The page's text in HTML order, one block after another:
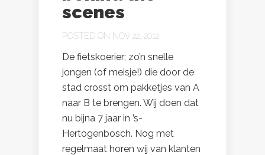
scenes
POSTED ON NOV 22, 2012
De fietskoerier; zo’n snelle
jongen (of meisje!) die door de
stad crosst om pakketjes van A
naar B te brengen. Wij doen dat
nu bijna 7 jaar in ’s-
Hertogenbosch. Nog met
regelmaat horen wij van klanten